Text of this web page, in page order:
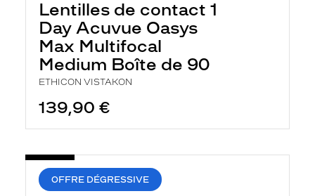
Lentilles de contact 1
Day Acuvue Oasys
Max Multifocal
Medium Boîte de 90
ETHICON VISTAKON
139,90 €
OFFRE DÉGRESSIVE